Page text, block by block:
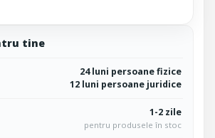
tine
24 luni persoane fizice
12 luni persoane juridice
1-2 zile
pentru produsele în stoc